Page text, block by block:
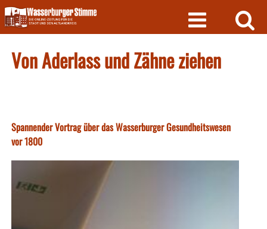
Skip
to
content
Von Aderlass und Zähne ziehen
Spannender Vortrag über das Wasserburger Gesundheitswesen
vor 1800